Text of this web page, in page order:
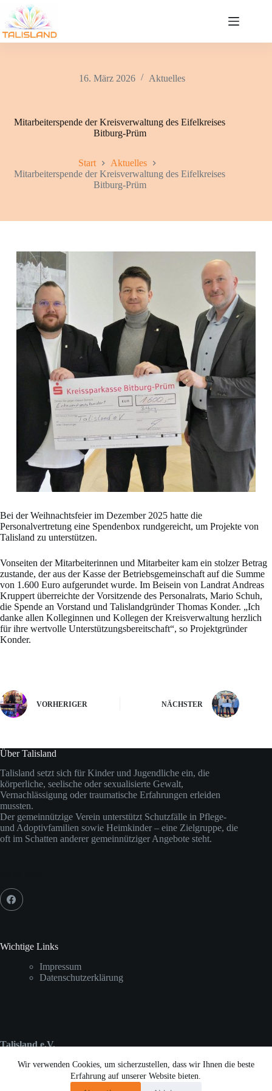
Inhalt
springen
Wir verwenden Cookies, um sicherzustellen, dass wir Ihnen die beste
Erfahrung auf unserer Website bieten.
16. März 2026 Aktuelles
Mitarbeiterspende der Kreisverwaltung des Eifelkreises
Bitburg-Prüm
Start
Aktuelles
Mitarbeiterspende der Kreisverwaltung des Eifelkreises
Bitburg-Prüm
Bei der Weihnachtsfeier im Dezember 2025 hatte die
Personalvertretung eine Spendenbox rundgereicht, um Projekte von
Talisland zu unterstützen.
Vonseiten der Mitarbeiterinnen und Mitarbeiter kam ein stolzer Betrag
zustande, der aus der Kasse der Betriebsgemeinschaft auf die Summe
von 1.600 Euro aufgerundet wurde. Im Beisein von Landrat Andreas
Kruppert überreichte der Vorsitzende des Personalrats, Mario Schuh,
die Spende an Vorstand und Talislandgründer Thomas Konder. „Ich
danke allen Kolleginnen und Kollegen der Kreisverwaltung herzlich
für ihre wertvolle Unterstützungsbereitschaft“, so Projektgründer
Konder.
VORHERIGER NÄCHSTER
Über Talisland
Talisland setzt sich für Kinder und Jugendliche ein, die
körperliche, seelische oder sexualisierte Gewalt,
Vernachlässigung oder traumatische Erfahrungen erleiden
mussten.
Der gemeinnützige Verein unterstützt Schutzfälle in Pflege-
und Adoptivfamilien sowie Heimkinder – eine Zielgruppe, die
oft im Schatten anderer gemeinnütziger Angebote steht.
Wichtige Links
Impressum
Datenschutzerklärung
Talisland e.V.
Prälat-Benz-Str. 27